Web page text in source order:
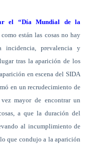
el “Día Mundial de la
están las cosas no hay
incidencia, prevalencia y
tras la aparición de los
en escena del SIDA
en un recrudecimiento de
mayor de encontrar un
a que la duración del
al incumplimiento de
que condujo a la aparición